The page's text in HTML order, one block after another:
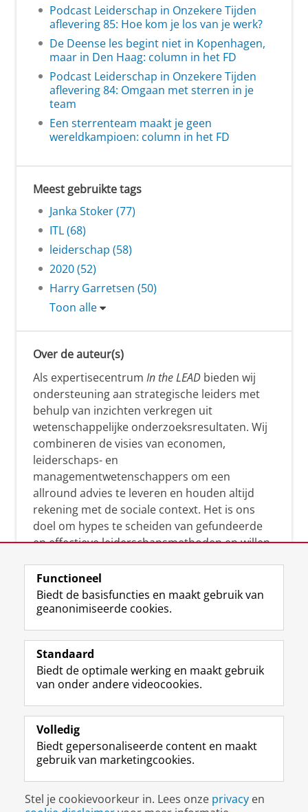
Podcast Leiderschap in Onzekere Tijden
aflevering 85: Hoe kom je los van je werk?
De Deense les begint niet in Kopenhagen,
maar in Den Haag: column in het FD
Podcast Leiderschap in Onzekere Tijden
aflevering 84: Omgaan met sterren in je
team
Een sterrenteam maakt je geen
wereldkampioen: column in het FD
Meest gebruikte tags
Janka Stoker (77)
ITL (68)
leiderschap (58)
2020 (52)
Harry Garretsen (50)
Toon alle
Over de auteur(s)
Als expertisecentrum In the LEAD bieden wij
ondersteuning aan strategische leiders met
behulp van inzichten verkregen uit
wetenschappelijke onderzoeksresultaten. Wij
combineren de visies van economen,
leiderschaps- en
managementwetenschappers om een
allround advies te leveren en houden altijd
rekening met de sociale context. Het is ons
doel om hypes te scheiden van gefundeerde
en effectieve leiderschapsmethoden en willen
manier te reageren op economische en
maatschappelijke kwesties. Samen tillen wij
het leiderschap in uw organisatie naar een
i
d
Disclaimer & Copyright
Inloggen
Functioneel
Biedt de basisfuncties en maakt gebruik van
geanonimiseerde cookies.
Standaard
Biedt de optimale werking en maakt gebruik
van onder andere videocookies.
Volledig
Biedt gepersonaliseerde content en maakt
gebruik van marketingcookies.
Stel je cookievoorkeur in. Lees onze privacy en